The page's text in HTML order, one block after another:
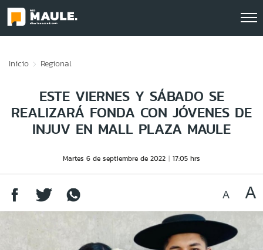
Inicio Regional
ESTE VIERNES Y SÁBADO SE
REALIZARÁ FONDA CON JÓVENES DE
INJUV EN MALL PLAZA MAULE
Martes 6 de septiembre de 2022 17:05 hrs